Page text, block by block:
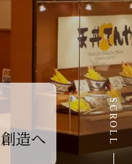
SCROLL
創造へ